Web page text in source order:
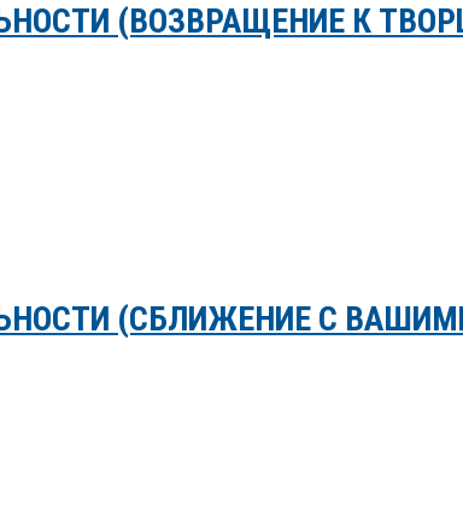
(ВОЗВРАЩЕНИЕ К
(СБЛИЖЕНИЕ С